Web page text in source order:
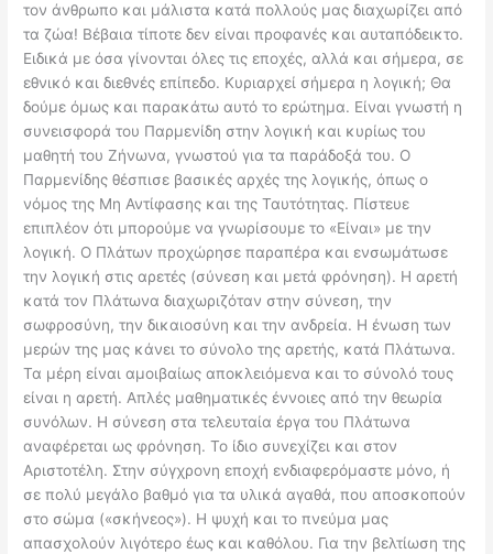
τον άνθρωπο και μάλιστα κατά πολλούς μας διαχωρίζει από
τα ζώα! Βέβαια τίποτε δεν είναι προφανές και αυταπόδεικτο.
Ειδικά με όσα γίνονται όλες τις εποχές, αλλά και σήμερα, σε
εθνικό και διεθνές επίπεδο. Κυριαρχεί σήμερα η λογική; Θα
δούμε όμως και παρακάτω αυτό το ερώτημα. Είναι γνωστή η
συνεισφορά του Παρμενίδη στην λογική και κυρίως του
μαθητή του Ζήνωνα, γνωστού για τα παράδοξά του. Ο
Παρμενίδης θέσπισε βασικές αρχές της λογικής, όπως ο
νόμος της Μη Αντίφασης και της Ταυτότητας. Πίστευε
επιπλέον ότι μπορούμε να γνωρίσουμε το «Είναι» με την
λογική. Ο Πλάτων προχώρησε παραπέρα και ενσωμάτωσε
την λογική στις αρετές (σύνεση και μετά φρόνηση). Η αρετή
κατά τον Πλάτωνα διαχωριζόταν στην σύνεση, την
σωφροσύνη, την δικαιοσύνη και την ανδρεία. Η ένωση των
μερών της μας κάνει το σύνολο της αρετής, κατά Πλάτωνα.
Τα μέρη είναι αμοιβαίως αποκλειόμενα και το σύνολό τους
είναι η αρετή. Απλές μαθηματικές έννοιες από την θεωρία
συνόλων. Η σύνεση στα τελευταία έργα του Πλάτωνα
αναφέρεται ως φρόνηση. Το ίδιο συνεχίζει και στον
Αριστοτέλη. Στην σύγχρονη εποχή ενδιαφερόμαστε μόνο, ή
σε πολύ μεγάλο βαθμό για τα υλικά αγαθά, που αποσκοπούν
στο σώμα («σκήνεος»). Η ψυχή και το πνεύμα μας
απασχολούν λιγότερο έως και καθόλου. Για την βελτίωση της